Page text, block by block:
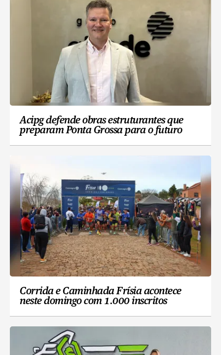
Acipg defende obras estruturantes que
preparam Ponta Grossa para o futuro
Corrida e Caminhada Frísia acontece
neste domingo com 1.000 inscritos